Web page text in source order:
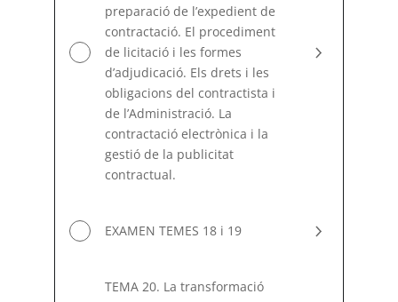
preparació de l’expedient de
contractació. El procediment
de licitació i les formes
d’adjudicació. Els drets i les
obligacions del contractista i
de l’Administració. La
contractació electrònica i la
gestió de la publicitat
contractual.
EXAMEN TEMES 18 i 19
TEMA 20. La transformació